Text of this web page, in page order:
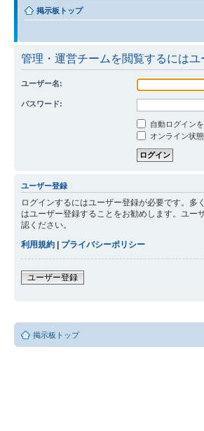
掲示板トップ
管理・運営チームを閲覧するには
ユーザー名:
パスワード:
自動ログイン
オンライン状
ユーザー登録
ログインするにはユーザー登録が必要です。
はユーザー登録することをお勧めします。ユー
認ください。
利用規約 | プライバシーポリシー
ユーザー登録
掲示板トップ